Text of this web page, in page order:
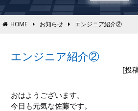
HOME お知らせ エンジニア紹介②
エンジニア紹介②
[投
おはようございます。
今日も元気な佐藤です。